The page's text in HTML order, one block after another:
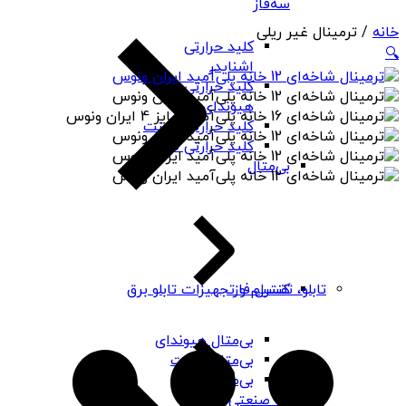
کلید حرارتی
اشنایدر
کلید حرارتی
هیوندای
کلید حرارتی چینت
کلید حرارتی PNS
بی‌متال
بی‌متال هیوندای
بی‌متال چینت
بی‌متال PNS
رله صنعتی
سه‌فاز
کنترل فاز
تابلو، تقسیم و تجهیزات تابلو برق
خانه / ترمینال غیر ریلی
🔍